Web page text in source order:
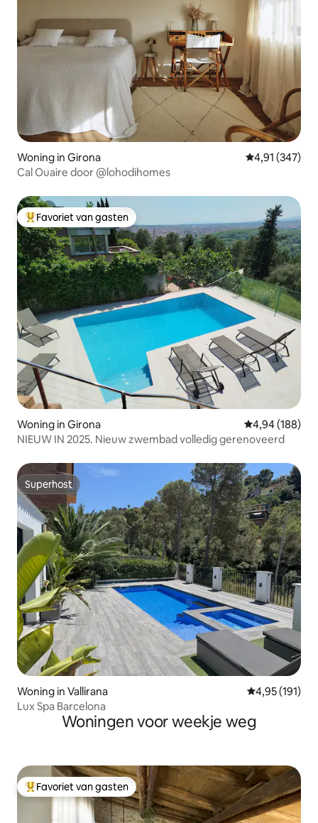
Woning in Girona Gemiddelde
4,91 (347)
Cal Ouaire door @lohodihomes
Topfavoriet van gasten
Favoriet van gasten
Woning in Girona Gemiddelde
4,94 (188)
NIEUW IN 2025. Nieuw zwembad volledig gerenoveerd
Superhost
Superhost
Woning in Vallirana Gemiddelde
4,95 (191)
Lux Spa Barcelona
Woningen voor weekje weg
Topfavoriet van gasten
Favoriet van gasten